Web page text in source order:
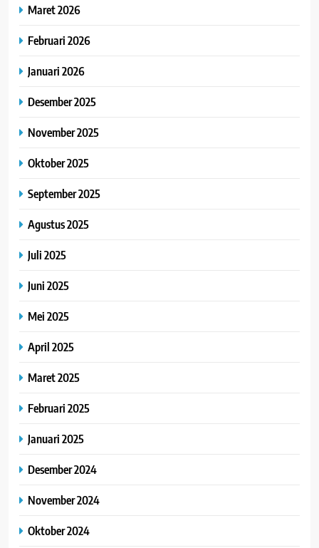
Maret 2026
Februari 2026
Januari 2026
Desember 2025
November 2025
Oktober 2025
September 2025
Agustus 2025
Juli 2025
Juni 2025
Mei 2025
April 2025
Maret 2025
Februari 2025
Januari 2025
Desember 2024
November 2024
Oktober 2024